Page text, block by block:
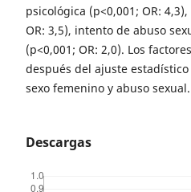
psicológica (p<0,001; OR:
OR: 3,5), intento de abuso
(p<0,001; OR: 2,0). Los
después del ajuste
sexo femenino y abuso sexual.
Descargas